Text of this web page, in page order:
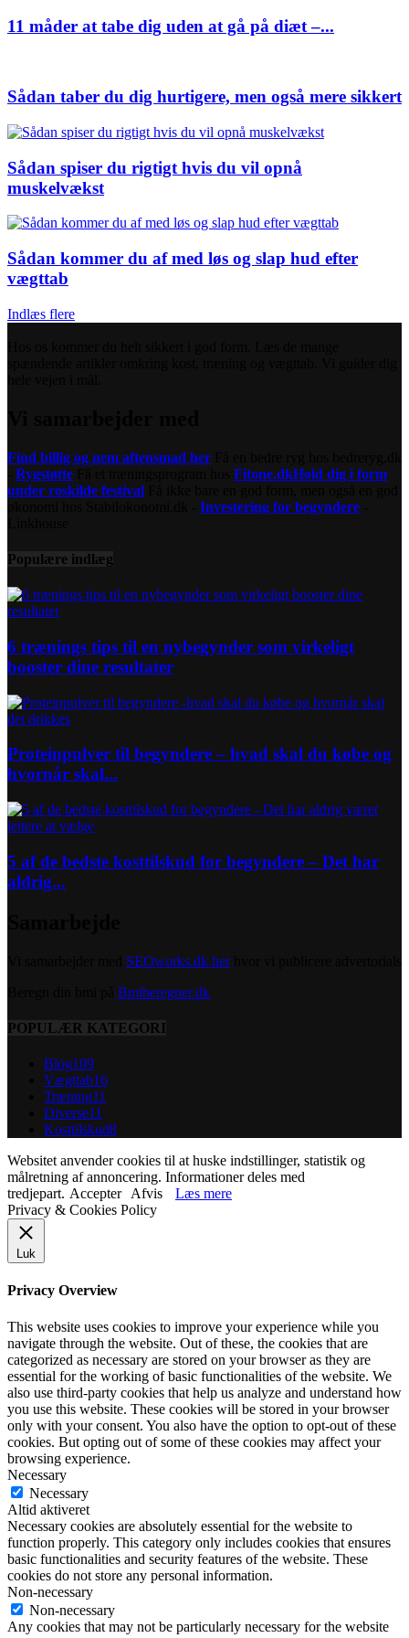
11 måder at tabe dig uden at gå på diæt –...
Sådan taber du dig hurtigere, men også mere sikkert
Sådan spiser du rigtigt hvis du vil opnå
muskelvækst
Sådan kommer du af med løs og slap hud efter
vægttab
Indlæs flere
Find billig og nem aftensmad her
Rygstøtte Fitone.dkHold dig i form
under roskilde festival
Investering for begyndere
Populære indlæg
6 trænings tips til en nybegynder som virkeligt
booster dine resultater
Proteinpulver til begyndere – hvad skal du købe og
hvornår skal...
5 af de bedste kosttilskud for begyndere – Det har
aldrig...
SEOworks.dk herhvor vi publicere advertorials
Bmiberegner.dk
POPULÆR KATEGORI
Blog109
Vægttab16
Træning11
Diverse11
Kosttilskud8
Websitet anvender cookies til at huske indstillinger, statistik og
målretning af annoncering. Informationer deles med
tredjepart. Accepter Afvis
Læs mere
Privacy & Cookies Policy
Luk
Privacy Overview
This website uses cookies to improve your experience while you
navigate through the website. Out of these, the cookies that are
categorized as necessary are stored on your browser as they are
essential for the working of basic functionalities of the website. We
also use third-party cookies that help us analyze and understand how
you use this website. These cookies will be stored in your browser
only with your consent. You also have the option to opt-out of these
cookies. But opting out of some of these cookies may affect your
browsing experience.
Necessary
Necessary
Altid aktiveret
Necessary cookies are absolutely essential for the website to
function properly. This category only includes cookies that ensures
basic functionalities and security features of the website. These
cookies do not store any personal information.
Non-necessary
Non-necessary
Any cookies that may not be particularly necessary for the website